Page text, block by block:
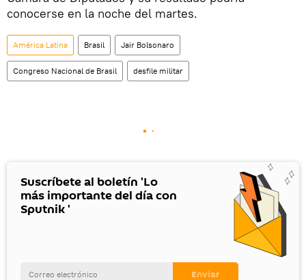
conocerse en la noche del martes.
América Latina Brasil Jair Bolsonaro
Congreso Nacional de Brasil desfile militar
Suscríbete al boletín 'Lo
más importante del día con
Sputnik '